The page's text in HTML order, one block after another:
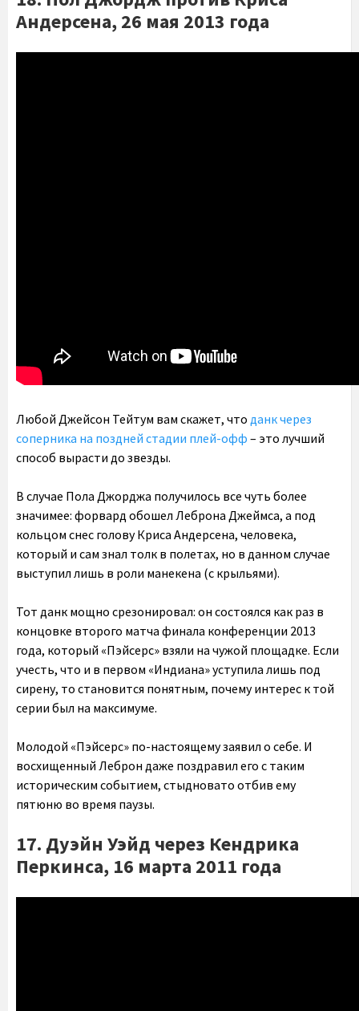
Андерсена, 26 мая 2013 года
Любой Джейсон Тейтум вам скажет, что данк через
соперника на поздней стадии плей-офф – это лучший
способ вырасти до звезды.
В случае Пола Джорджа получилось все чуть более
значимее: форвард обошел Леброна Джеймса, а под
кольцом снес голову Криса Андерсена, человека,
который и сам знал толк в полетах, но в данном случае
выступил лишь в роли манекена (с крыльями).
Тот данк мощно срезонировал: он состоялся как раз в
концовке второго матча финала конференции 2013
года, который «Пэйсерс» взяли на чужой площадке. Если
учесть, что и в первом «Индиана» уступила лишь под
сирену, то становится понятным, почему интерес к той
серии был на максимуме.
Молодой «Пэйсерс» по-настоящему заявил о себе. И
восхищенный Леброн даже поздравил его с таким
историческим событием, стыдновато отбив ему
пятюню во время паузы.
17. Дуэйн Уэйд через Кендрика
Перкинса, 16 марта 2011 года